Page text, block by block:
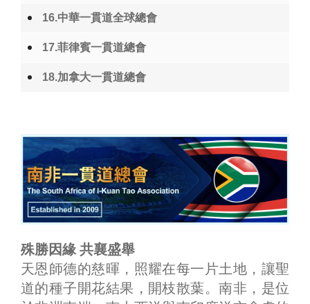
16.中華一貫道全球總會
17.菲律賓一貫道總會
18.加拿大一貫道總會
殊勝因緣 共襄盛舉
天恩師德的慈暉，照耀在每一片土地，讓聖
道的種子開花結果，開枝散葉。南非，是位